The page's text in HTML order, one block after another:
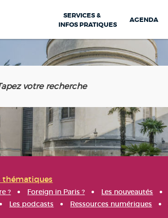
SERVICES &
INFOS PRATIQUES
AGENDA
thématiques
? Foreign in Paris ? Les nouveautés
Les podcasts Ressources numériques